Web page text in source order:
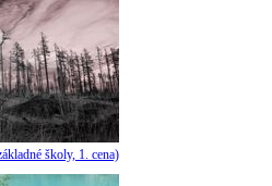
školy, 1. cena)